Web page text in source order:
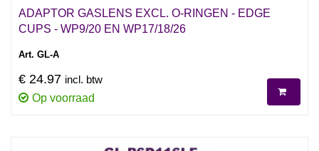
ADAPTOR GASLENS EXCL. O-RINGEN - EDGE
CUPS - WP9/20 EN WP17/18/26
Art. GL-A
€ 24.97 incl. btw
Op voorraad